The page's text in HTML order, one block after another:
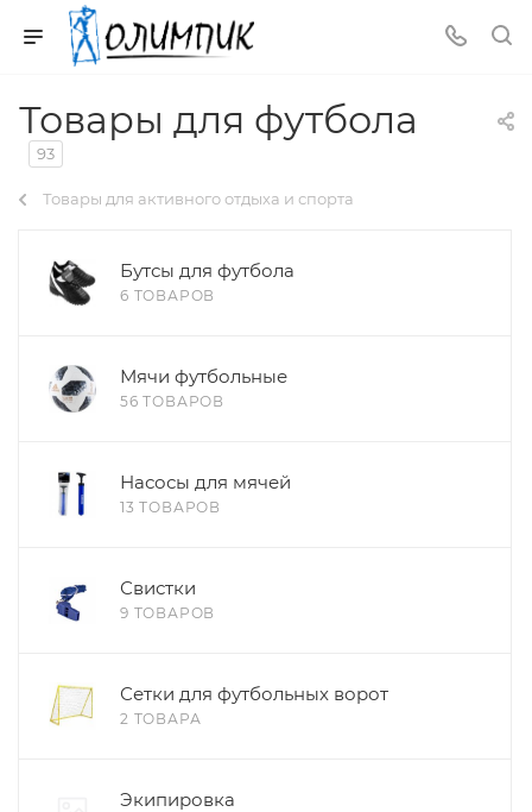
Товары для футбола
93
Товары для активного отдыха и спорта
Бутсы для футбола
6 ТОВАРОВ
Мячи футбольные
56 ТОВАРОВ
Насосы для мячей
13 ТОВАРОВ
Свистки
9 ТОВАРОВ
Сетки для футбольных ворот
2 ТОВАРА
Экипировка